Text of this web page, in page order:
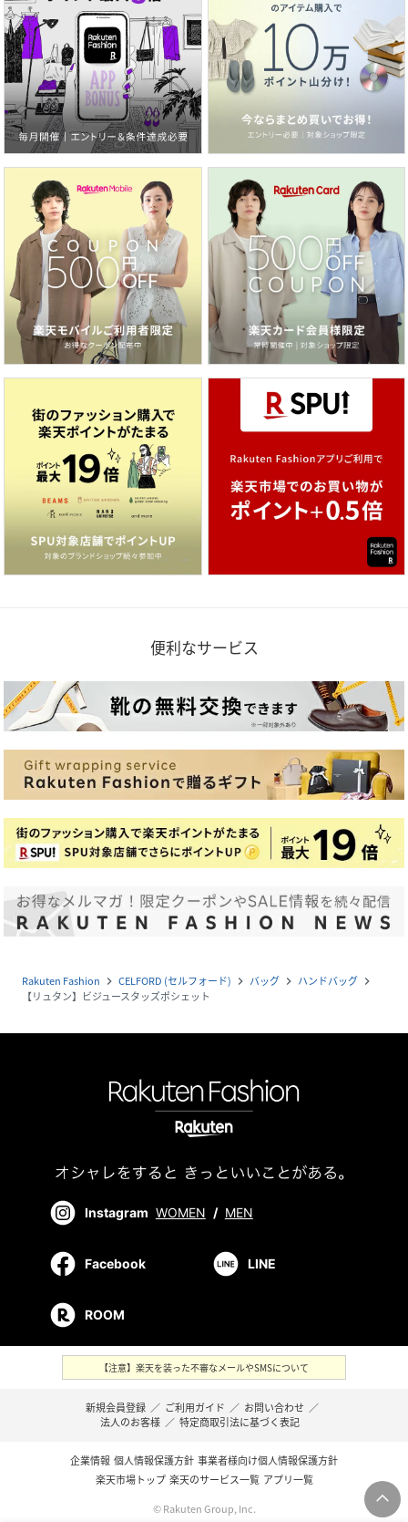
便利なサービス
Rakuten Fashion navigate_next CELFORD (セルフォード) navigate_next バッグ navigate_next ハンドバッグ navigate_next
【リュタン】ビジュースタッズポシェット
Instagram WOMEN / MEN
Facebook LINE
ROOM
【注意】楽天を装った不審なメールやSMSについて
新規会員登録 ／ ご利用ガイド ／ お問い合わせ ／
法人のお客様 ／ 特定商取引法に基づく表記
企業情報 個人情報保護方針 事業者様向け個人情報保護方針
楽天市場トップ 楽天のサービス一覧 アプリ一覧
© Rakuten Group, Inc.